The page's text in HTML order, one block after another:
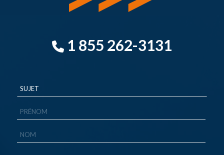
1 855 262-3131